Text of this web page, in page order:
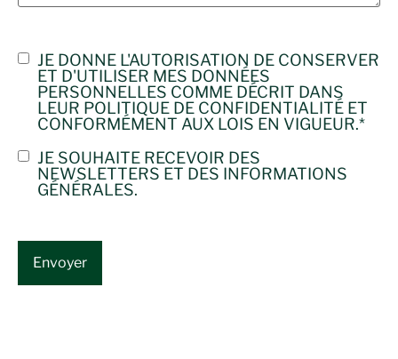
CONSENTEMENT À
LA POLITIQUE DE
CONFIDENTIALITÉ*
JE DONNE L'AUTORISATION DE CONSERVER
ET D'UTILISER MES DONNÉES
PERSONNELLES COMME DÉCRIT DANS
LEUR POLITIQUE DE CONFIDENTIALITÉ ET
CONFORMÉMENT AUX LOIS EN VIGUEUR.*
CONSENTEMENT
À LA
NEWSLETTER
JE SOUHAITE RECEVOIR DES
NEWSLETTERS ET DES INFORMATIONS
GÉNÉRALES.